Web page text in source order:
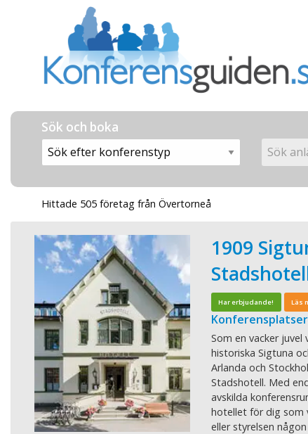
Sök och boka
Hittade 505 företag från Övertorneå
1909
Har erbjudande! Läs
Som en vacker
historiska Sigtuna
Arlanda och
Stadshotell. Med
avskilda
hotellet för dig som
eller styrelsen någon